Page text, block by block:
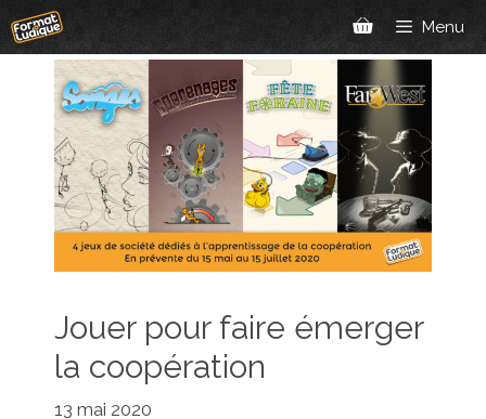
Aller
au
contenu
Menu
Jouer pour faire émerger
la coopération
13 mai 2020